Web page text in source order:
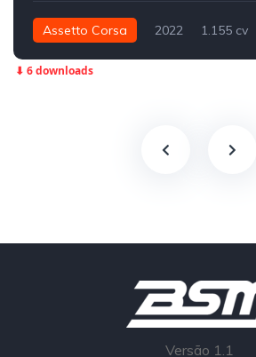
Assetto Corsa 2022 1.155 cv
⬇ 6 downloads
Versão 1.1